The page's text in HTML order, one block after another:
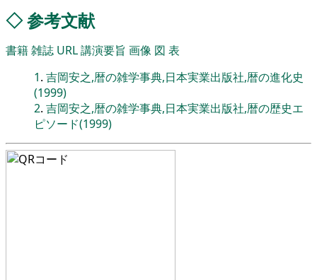
◇参考文献
書籍雑誌 URL講演要旨 画像 図 表
1. 吉岡安之,暦の雑学事典,日本実業出版社,暦の進化史
(1999)
2. 吉岡安之,暦の雑学事典,日本実業出版社,暦の歴史エ
ピソード(1999)